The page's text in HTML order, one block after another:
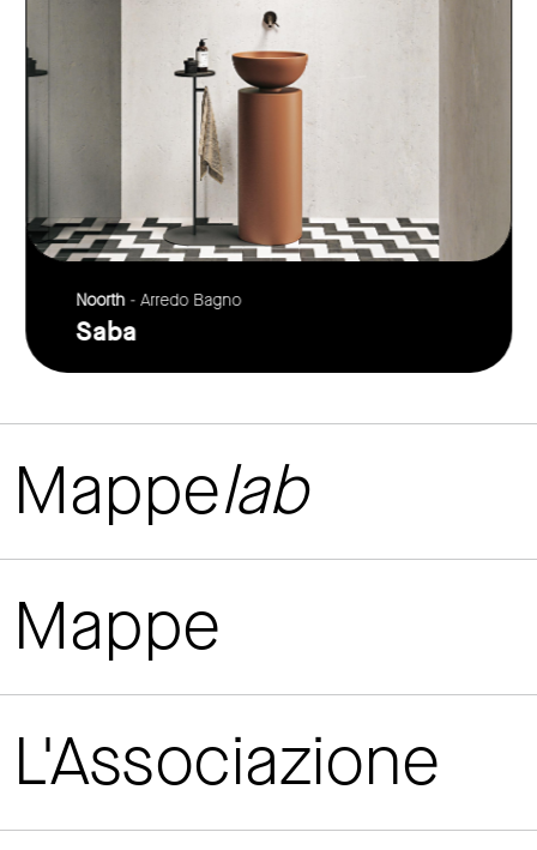
Noorth - Arredo Bagno
Saba
Mappelab
Mappe
L'Associazione